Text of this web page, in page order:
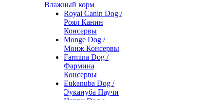
Влажный корм
Royal Canin Dog /
Роял Канин
Консервы
Monge Dog /
Монж Консервы
Farmina Dog /
Фармина
Консервы
Eukanuba Dog /
Эукануба Паучи